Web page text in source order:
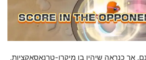
אך כנראה שיהיו בו מיקרו-טרנאסאקציות,